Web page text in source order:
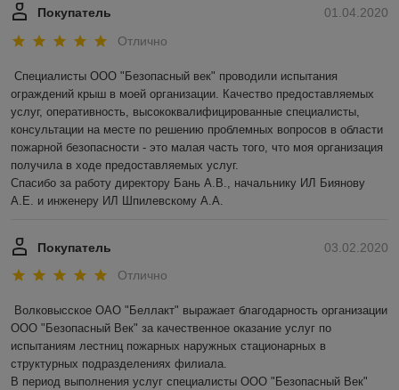
01.04.2020
Покупатель
Отлично
Специалисты ООО "Безопасный век" проводили испытания
ограждений крыш в моей организации. Качество предоставляемых
услуг, оперативность, высококвалифицированные специалисты,
консультации на месте по решению проблемных вопросов в области
пожарной безопасности - это малая часть того, что моя организация
получила в ходе предоставляемых услуг.
Спасибо за работу директору Бань А.В., начальнику ИЛ Биянову
А.Е. и инженеру ИЛ Шпилевскому А.А.
03.02.2020
Покупатель
Отлично
Волковысское ОАО "Беллакт" выражает благодарность организации
ООО "Безопасный Век" за качественное оказание услуг по
испытаниям лестниц пожарных наружных стационарных в
структурных подразделениях филиала.
В период выполнения услуг специалисты ООО "Безопасный Век"